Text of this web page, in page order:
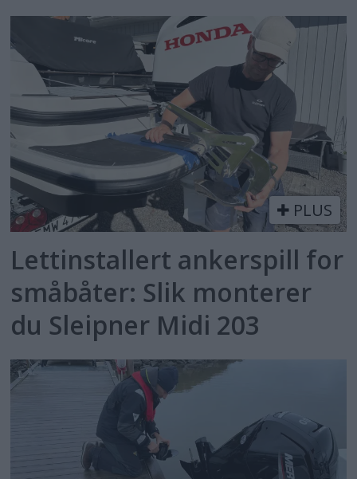
PLUS
Lettinstallert ankerspill for
småbåter: Slik monterer
du Sleipner Midi 203